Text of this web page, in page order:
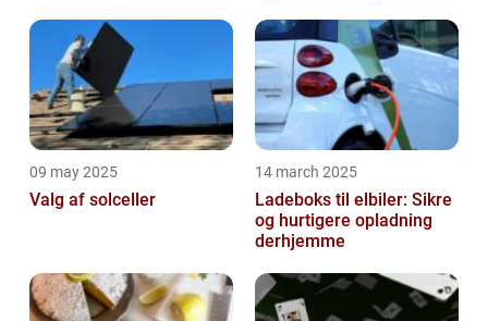
09 may 2025
Valg af solceller
14 march 2025
Ladeboks til elbiler: Sikre
og hurtigere opladning
derhjemme